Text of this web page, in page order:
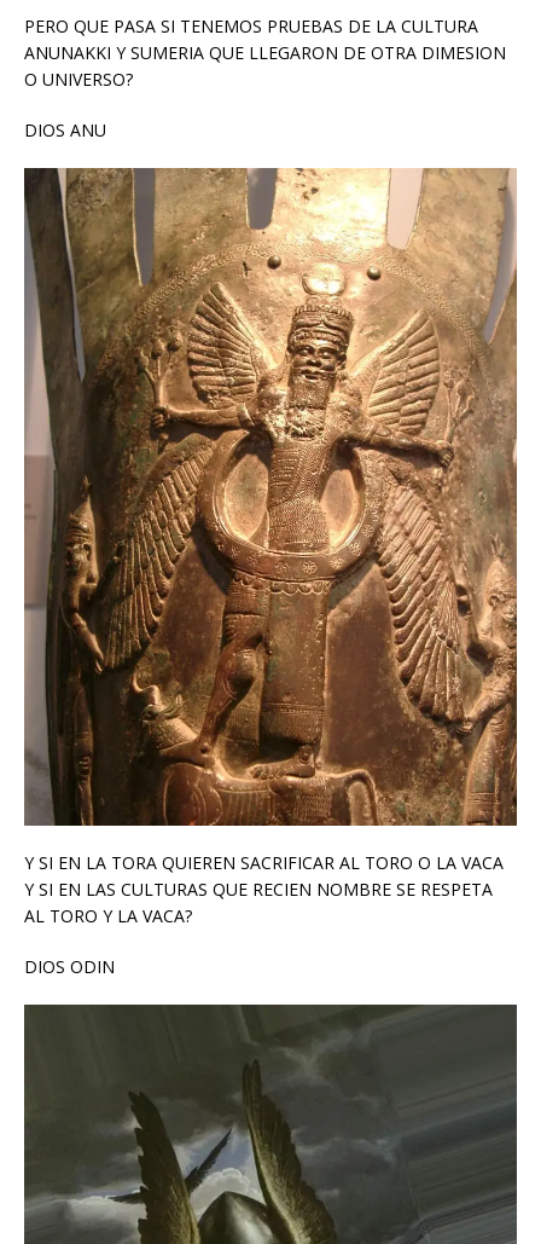
PERO QUE PASA SI TENEMOS PRUEBAS DE LA CULTURA
ANUNAKKI Y SUMERIA QUE LLEGARON DE OTRA DIMESION
O UNIVERSO?
DIOS ANU
Y SI EN LA TORA QUIEREN SACRIFICAR AL TORO O LA VACA
Y SI EN LAS CULTURAS QUE RECIEN NOMBRE SE RESPETA
AL TORO Y LA VACA?
DIOS ODIN